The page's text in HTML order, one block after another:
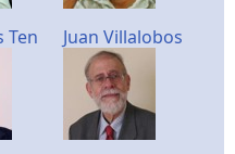
Ten Juan Villalobos